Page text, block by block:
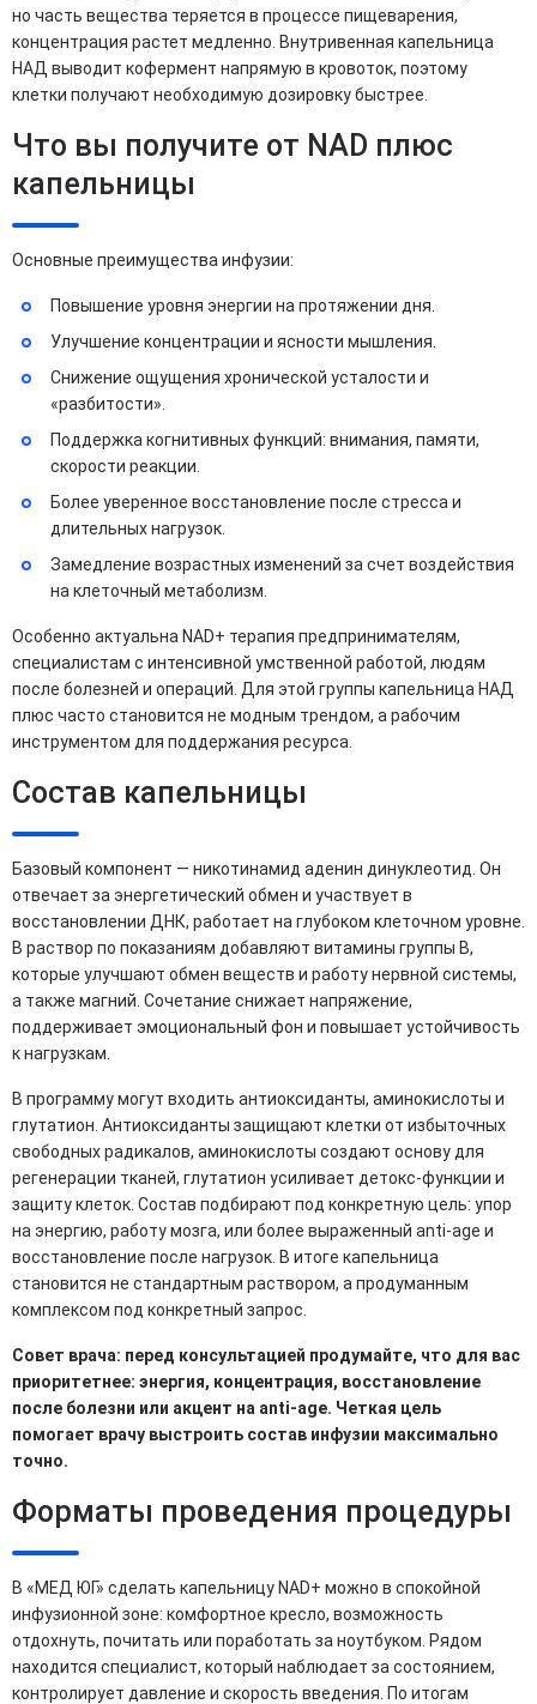
но часть вещества теряется в процессе пищеварения,
концентрация растет медленно. Внутривенная капельница
НАД выводит кофермент напрямую в кровоток, поэтому
клетки получают необходимую дозировку быстрее.
Что вы получите от NAD плюс
капельницы
Основные преимущества инфузии:
Повышение уровня энергии на протяжении дня.
Улучшение концентрации и ясности мышления.
Снижение ощущения хронической усталости и
«разбитости».
Поддержка когнитивных функций: внимания, памяти,
скорости реакции.
Более уверенное восстановление после стресса и
длительных нагрузок.
Замедление возрастных изменений за счет воздействия
на клеточный метаболизм.
Особенно актуальна NAD+ терапия предпринимателям,
специалистам с интенсивной умственной работой, людям
после болезней и операций. Для этой группы капельница НАД
плюс часто становится не модным трендом, а рабочим
инструментом для поддержания ресурса.
Состав капельницы
Базовый компонент — никотинамид аденин динуклеотид. Он
отвечает за энергетический обмен и участвует в
восстановлении ДНК, работает на глубоком клеточном уровне.
В раствор по показаниям добавляют витамины группы B,
которые улучшают обмен веществ и работу нервной системы,
а также магний. Сочетание снижает напряжение,
поддерживает эмоциональный фон и повышает устойчивость
к нагрузкам.
В программу могут входить антиоксиданты, аминокислоты и
глутатион. Антиоксиданты защищают клетки от избыточных
свободных радикалов, аминокислоты создают основу для
регенерации тканей, глутатион усиливает детокс-функции и
защиту клеток. Состав подбирают под конкретную цель: упор
на энергию, работу мозга, или более выраженный anti-age и
восстановление после нагрузок. В итоге капельница
становится не стандартным раствором, а продуманным
комплексом под конкретный запрос.
Совет врача: перед консультацией продумайте, что для вас
приоритетнее: энергия, концентрация, восстановление
после болезни или акцент на anti-age. Четкая цель
помогает врачу выстроить состав инфузии максимально
точно.
Форматы проведения процедуры
В «МЕД ЮГ» сделать капельницу NAD+ можно в спокойной
инфузионной зоне: комфортное кресло, возможность
отдохнуть, почитать или поработать за ноутбуком. Рядом
находится специалист, который наблюдает за состоянием,
контролирует давление и скорость введения. По итогам